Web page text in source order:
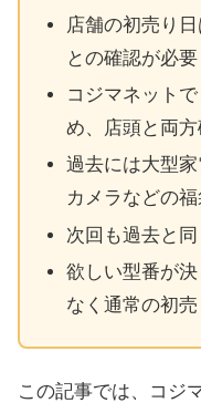
店舗の初売り
との確認が必要
コジマネット
め、店頭と両
過去には大型
カメラなどの
次回も過去と
欲しい型番が
なく通常の初
この記事では、コジ